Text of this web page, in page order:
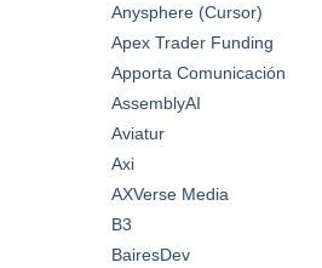
Anysphere (Cursor)
Apex Trader Funding
Apporta Comunicación
AssemblyAI
Aviatur
Axi
AXVerse Media
B3
BairesDev